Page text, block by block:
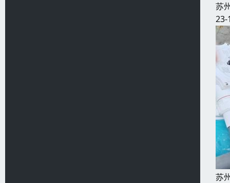
苏
23-
苏